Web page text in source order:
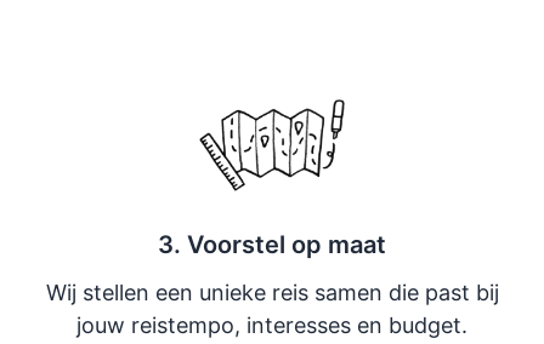
3. Voorstel op maat
Wij stellen een unieke reis samen die past bij
jouw reistempo, interesses en budget.